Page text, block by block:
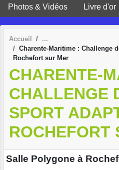
Photos & Vidéos Livre d'or
Accueil
Charente-Maritime : Challenge
Rochefort sur Mer
CHARENTE-
CHALLENGE
SPORT
ROCHEFORT
Salle Polygone à